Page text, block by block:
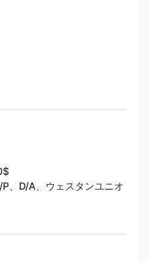
、D/A、ウェスタンユニオ